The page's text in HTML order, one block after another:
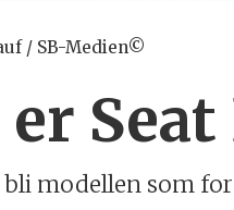
/ SB-Medien©
er
modellen som